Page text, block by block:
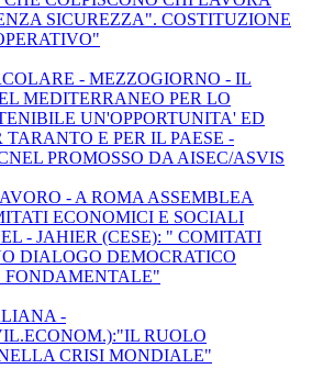
SICUREZZA". COSTITUZIONE
- MEZZOGIORNO - IL
MEDITERRANEO PER LO
UN'OPPORTUNITA' ED
TARANTO E PER IL PAESE -
PROMOSSO DA AISEC/ASVIS
- A ROMA ASSEMBLEA
ECONOMICI E SOCIALI
- JAHIER (CESE): " COMITATI
DIALOGO DEMOCRATICO
FONDAMENTALE"
-
RUOLO
CRISI MONDIALE"